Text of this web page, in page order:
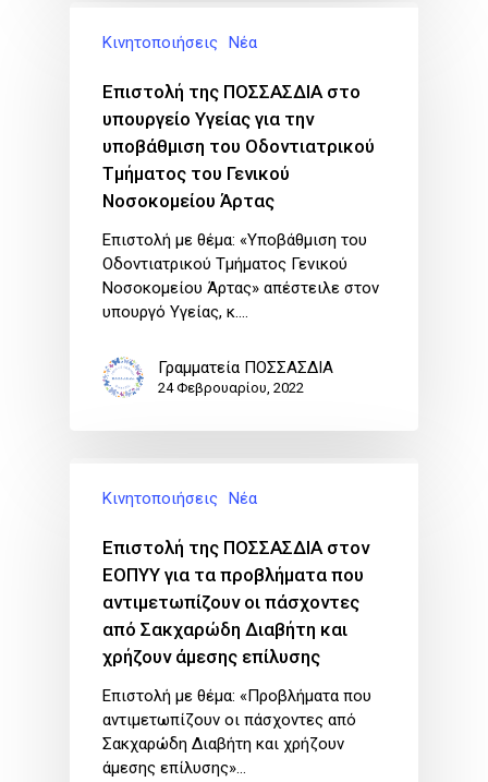
Κινητοποιήσεις Νέα
Επιστολή της ΠΟΣΣΑΣΔΙΑ στο
υπουργείο Υγείας για την
υποβάθμιση του Οδοντιατρικού
Τμήματος του Γενικού
Νοσοκομείου Άρτας
Επιστολή με θέμα: «Υποβάθμιση του
Οδοντιατρικού Τμήματος Γενικού
Νοσοκομείου Άρτας» απέστειλε στον
υπουργό Υγείας, κ.…
Γραμματεία ΠΟΣΣΑΣΔΙΑ
24 Φεβρουαρίου, 2022
Κινητοποιήσεις Νέα
Επιστολή της ΠΟΣΣΑΣΔΙΑ στον
ΕΟΠΥΥ για τα προβλήματα που
αντιμετωπίζουν οι πάσχοντες
από Σακχαρώδη Διαβήτη και
χρήζουν άμεσης επίλυσης
Επιστολή με θέμα: «Προβλήματα που
αντιμετωπίζουν οι πάσχοντες από
Σακχαρώδη Διαβήτη και χρήζουν
άμεσης επίλυσης»…